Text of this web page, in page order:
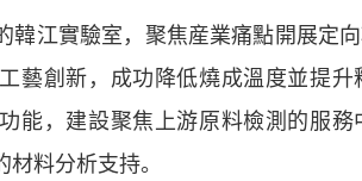
江實驗室，聚焦産業痛點開展定向
藝創新，成功降低燒成溫度並提
能，建設聚焦上游原料檢測的服
料分析支持。